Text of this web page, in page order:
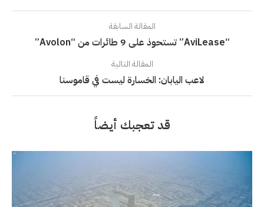
المقالة السابقة
“AviLease” تستحوذ على 9 طائرات من “Avolon”
المقالة التالية
لاعب اليابان: الخسارة ليست في قاموسنا
قد تعجبك أيضاً